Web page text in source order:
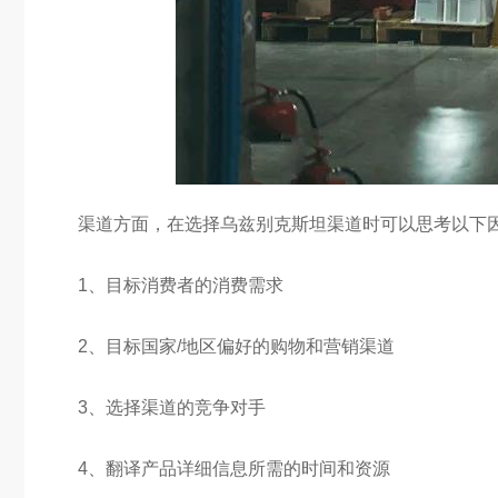
渠道方面，在选择乌兹别克斯坦渠道时可以思考以下
1、目标消费者的消费需求
2、目标国家/地区偏好的购物和营销渠道
3、选择渠道的竞争对手
4、翻译产品详细信息所需的时间和资源